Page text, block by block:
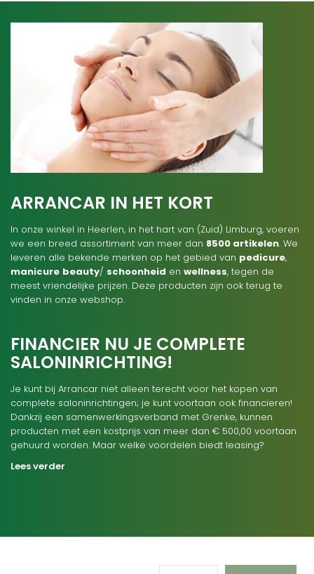
ARRANCAR IN HET KORT
In onze winkel in Heerlen, in het hart van (Zuid) Limburg, voeren
we een breed assortiment van meer dan 8500 artikelen. We
leveren alle bekende merken op het gebied van pedicure,
manicure beauty/ schoonheid en wellness, tegen de
meest vriendelijke prijzen. Deze producten zijn ook terug te
vinden in onze webshop.
FINANCIER NU JE COMPLETE
SALONINRICHTING!
Je kunt bij Arrancar niet alleen terecht voor het kopen van
complete saloninrichtingen; je kunt voortaan ook financieren!
Dankzij een samenwerkingsverband met Grenke, kunnen
producten met een kostprijs van meer dan € 500,00 voortaan
gehuurd worden. Maar welke voordelen biedt leasing?
Lees verder